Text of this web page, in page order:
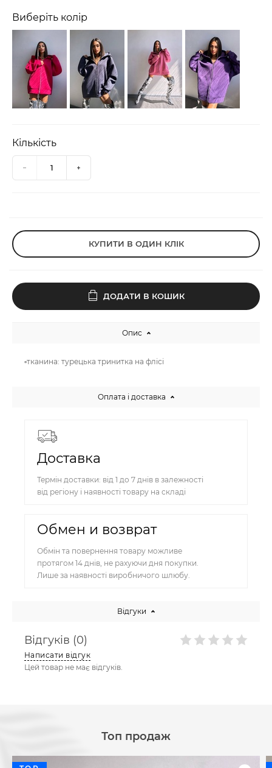
Виберіть колір
Кількість
КУПИТИ В ОДИН КЛІК
ДОДАТИ В КОШИК
Опис
▫️тканина: турецька тринитка на флісі
Оплата і доставка
Доставка
Термін доставки: від 1 до 7 днів в залежності
від регіону і наявності товару на складі
Обмен и возврат
Обмін та повернення товару можливе
протягом 14 днів, не рахуючи дня покупки.
Лише за наявності виробничого шлюбу.
Відгуки
Відгуків (0)
Написати відгук
Цей товар не має відгуків.
Топ продаж